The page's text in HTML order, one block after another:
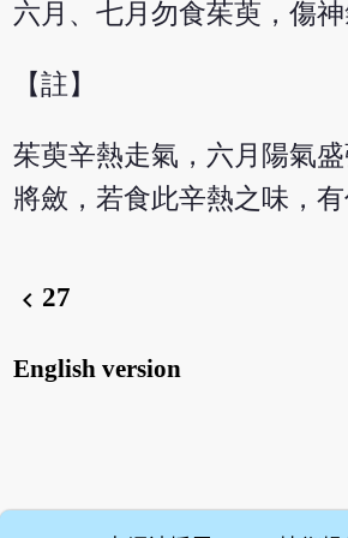
六月、七月勿食茱萸，傷神
【註】
茱萸辛熱走氣，六月陽氣
將斂，若食此辛熱之味，有
chevron_left 27
English version